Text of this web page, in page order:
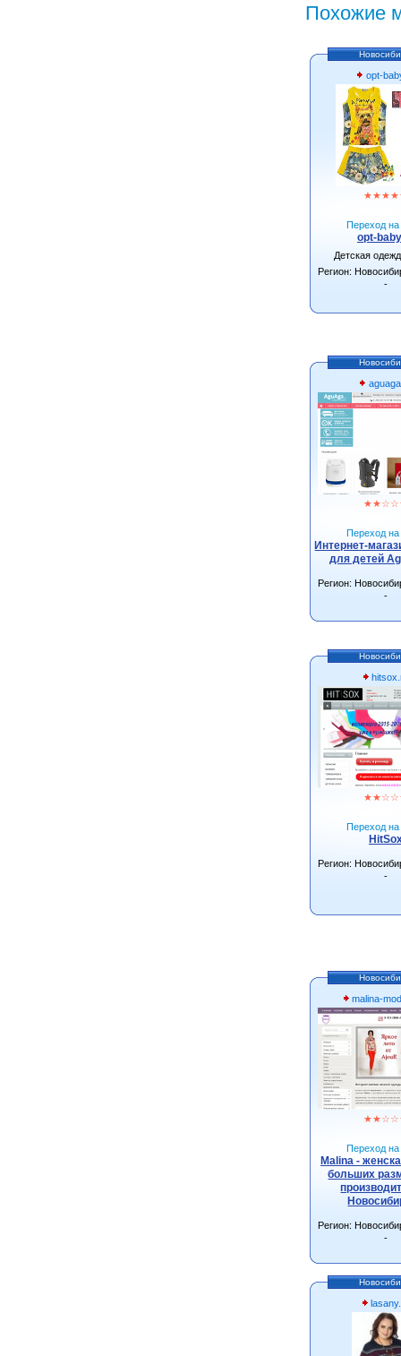
Похожие
opt-
★★★★
Переход на
opt-
Детская
Регион:
-
★★☆☆
Переход на
Интернет-
для детей
Регион:
-
★★☆☆
Переход на
Регион:
-
malina-
★★☆☆
Переход на
Malina -
больших
Регион:
-